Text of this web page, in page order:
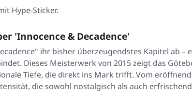
Hype-Sticker.
'Innocence & Decadence'
ihr bisher überzeugendstes Kapitel ab
Dieses Meisterwerk von 2015 zeigt das
Tiefe, die direkt ins Mark trifft. Vom
die sowohl nostalgisch als auch